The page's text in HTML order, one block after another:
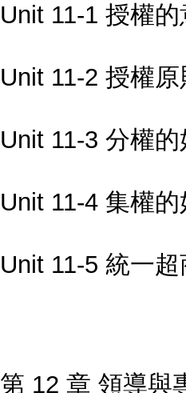
Unit 11-1 授權
Unit 11-2 授權
Unit 11-3 分權
Unit 11-4 集權
Unit 11-5 統一
第 12 章 領導與